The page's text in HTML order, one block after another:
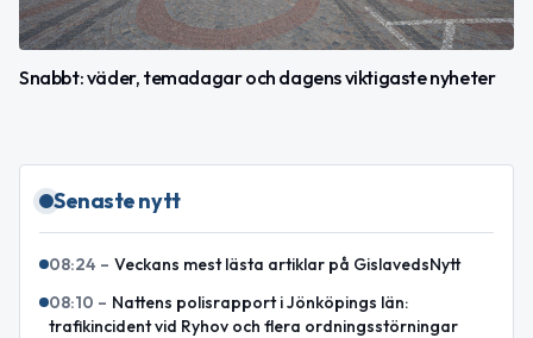
Snabbt: väder, temadagar och dagens viktigaste nyheter
Senaste nytt
08:24 – Veckans mest lästa artiklar på GislavedsNytt
08:10 – Nattens polisrapport i Jönköpings län:
trafikincident vid Ryhov och flera ordningsstörningar